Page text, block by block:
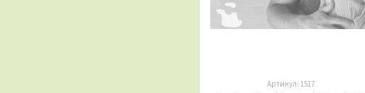
Артикул: 1517